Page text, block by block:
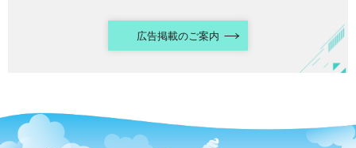
広告掲載のご案内